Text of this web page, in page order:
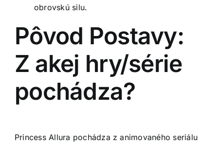
obrovskú silu.
Pôvod Postavy:
Z akej hry/série
pochádza?
Princess Allura pochádza z animovaného seriálu